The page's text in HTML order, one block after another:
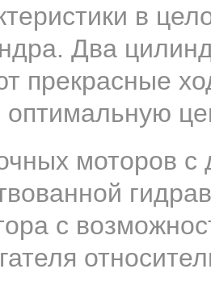
в
Два
прекрасные
оптимальную
моторов
с